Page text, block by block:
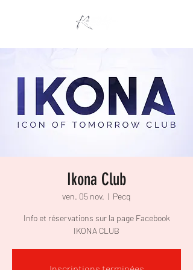
Ikona Club
ven. 05 nov.
  |
Pecq
Info et réservations sur la page Facebook
IKONA CLUB